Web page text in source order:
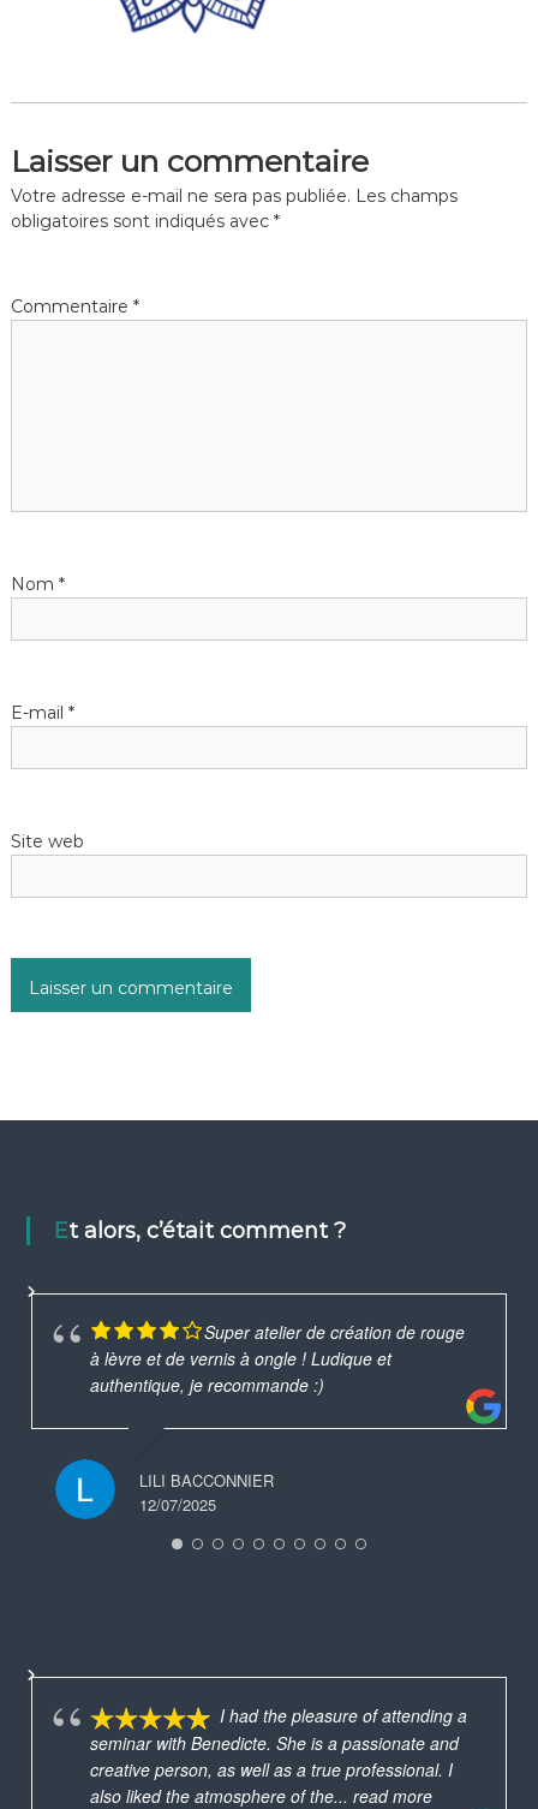
Laisser un commentaire
Votre adresse e-mail ne sera pas publiée. Les champs
obligatoires sont indiqués avec *
Commentaire *
Nom *
E-mail *
Site web
Et alors, c’était comment ?
Super atelier de création de rouge
à lèvre et de vernis à ongle ! Ludique et
authentique, je recommande :)
LILI BACCONNIER
12/07/2025
I had the pleasure of attending a
seminar with Benedicte. She is a passionate and
creative person, as well as a true professional. I
also liked the atmosphere of the... read more